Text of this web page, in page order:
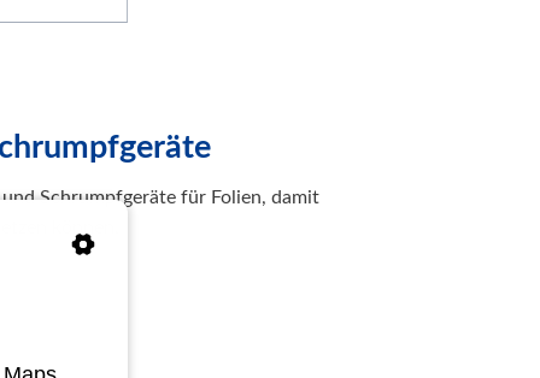
Schrumpfgeräte für Folien, damit